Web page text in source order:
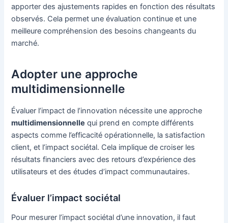
apporter des ajustements rapides en fonction des résultats
observés. Cela permet une évaluation continue et une
meilleure compréhension des besoins changeants du
marché.
Adopter une approche
multidimensionnelle
Évaluer l’impact de l’innovation nécessite une approche
multidimensionnelle qui prend en compte différents
aspects comme l’efficacité opérationnelle, la satisfaction
client, et l’impact sociétal. Cela implique de croiser les
résultats financiers avec des retours d’expérience des
utilisateurs et des études d’impact communautaires.
Évaluer l’impact sociétal
Pour mesurer l’impact sociétal d’une innovation, il faut